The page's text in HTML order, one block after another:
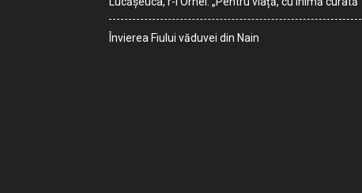
Învierea Fiului văduvei din Nain